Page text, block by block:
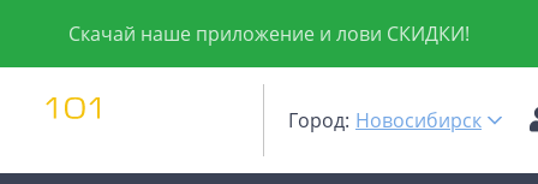
Скачай наше приложение и лови СКИДКИ!
Город: Новосибирск